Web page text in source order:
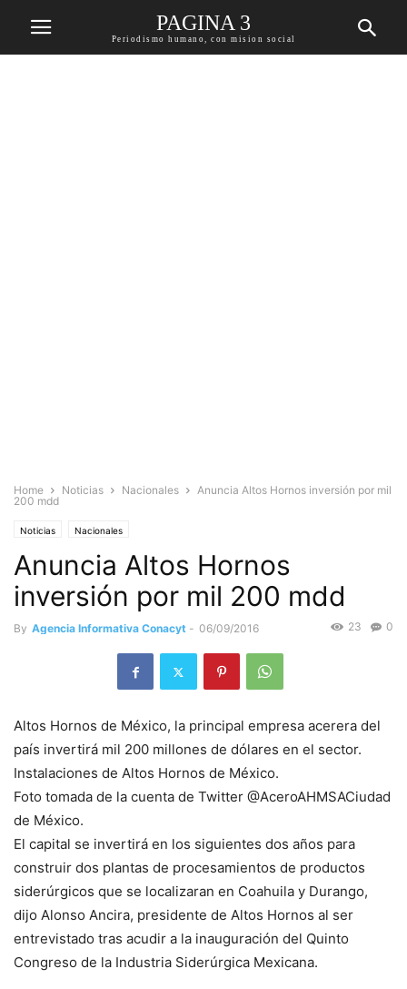
PAGINA 3
Periodismo humano, con mision social
Home Noticias Nacionales
Anuncia Altos Hornos inversión por mil
200 mdd
Noticias Nacionales
Anuncia Altos Hornos
inversión por mil 200 mdd
By Agencia Informativa Conacyt - 06/09/2016 0
23
Altos Hornos de México, la principal empresa acerera del
país invertirá mil 200 millones de dólares en el sector.
Instalaciones de Altos Hornos de México.
Foto tomada de la cuenta de Twitter @AceroAHMSACiudad
de México.
El capital se invertirá en los siguientes dos años para
construir dos plantas de procesamientos de productos
siderúrgicos que se localizaran en Coahuila y Durango,
dijo Alonso Ancira, presidente de Altos Hornos al ser
entrevistado tras acudir a la inauguración del Quinto
Congreso de la Industria Siderúrgica Mexicana.